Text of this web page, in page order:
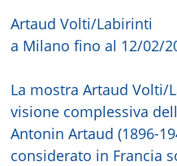
Artaud Volti/Labirinti
a Milano fino al 12/02/
La mostra Artaud Volti/
visione complessiva
Antonin Artaud (1896-
considerato in Francia